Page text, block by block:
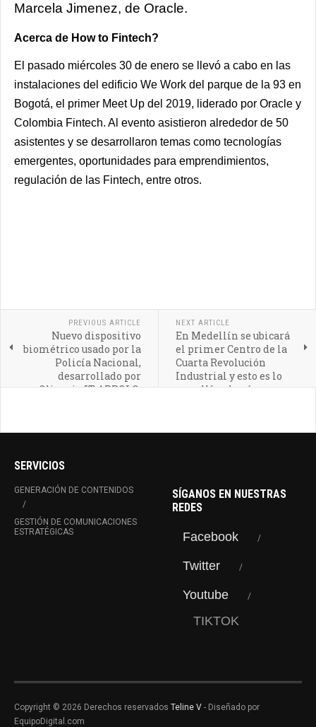
Marcela Jimenez, de Oracle.
Acerca de How to Fintech?
El pasado miércoles 30 de enero se llevó a cabo en las
instalaciones del edificio We Work del parque de la 93 en
Bogotá, el primer Meet Up del 2019, liderado por Oracle y
Colombia Fintech. Al evento asistieron alrededor de 50
asistentes y se desarrollaron temas como tecnologías
emergentes, oportunidades para emprendimientos,
regulación de las Fintech, entre otros.
PREVIOUS ARTICLE
Nuevo dispositivo
biométrico usado por la
Policía Nacional,
desarrollado por
Olimpia IT APPOLO:
antecedentes judiciales
NEXT ARTICLE
En Medellín se ubicará
el primer Centro de la
Cuarta Revolución
Industrial y esto es lo
que allí se hará
SERVICIOS
GENERACIÓN DE CONTENIDOS
GESTIÓN DE COMUNICACIONES
ESTRATÉGICAS
SÍGANOS EN NUESTRAS
REDES
Facebook
Twitter
Youtube
TIKTOK
Copyright © 2026 Derechos reservados Teline V - Diseñado por
EquipoDigital.com